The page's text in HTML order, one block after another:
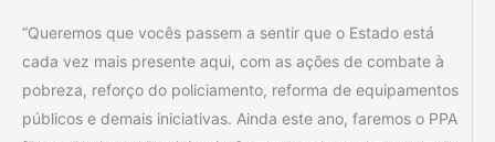
“Queremos que vocês passem a sentir que o Estado está
cada vez mais presente aqui, com as ações de combate à
pobreza, reforço do policiamento, reforma de equipamentos
públicos e demais iniciativas. Ainda este ano, faremos o PPA